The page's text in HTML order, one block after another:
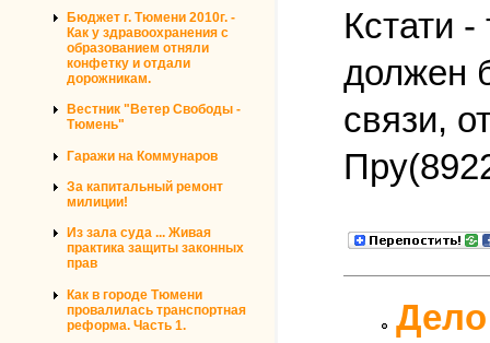
Бюджет г. Тюмени 2010г. -
Как у здравоохранения с
образованием отняли
конфетку и отдали
дорожникам.
Вестник "Ветер Свободы -
Тюмень"
Гаражи на Коммунаров
За капитальный ремонт
милиции!
Из зала суда ... Живая
практика защиты законных
прав
Как в городе Тюмени
провалилась транспортная
реформа. Часть 1.
Кстати
должен
связи,